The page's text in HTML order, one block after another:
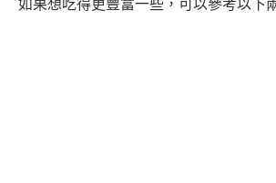
如果想吃得更豐富一些，可以參考以下